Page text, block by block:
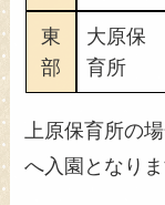
東
部
大原保
育所
上原保育所の
へ入園となりま